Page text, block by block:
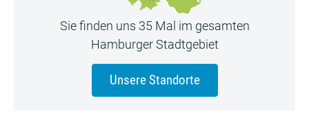
Sie finden uns 35 Mal im gesamten
Hamburger Stadtgebiet
Unsere Standorte